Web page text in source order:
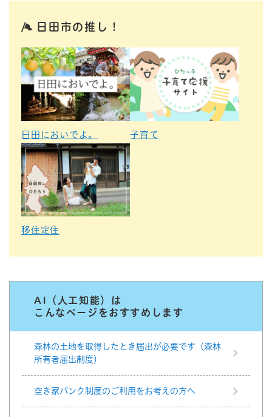
日田市の推し！
日田においでよ。 子育て
移住定住
AI（人工知能）は
こんなページをおすすめします
森林の土地を取得したとき届出が必要です（森林
所有者届出制度）
空き家バンク制度のご利用をお考えの方へ